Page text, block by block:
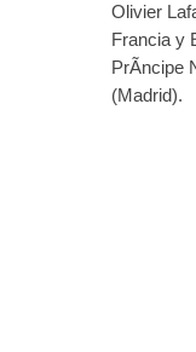
Olivier
Francia y
PrÃ­ncipe
(Madrid).